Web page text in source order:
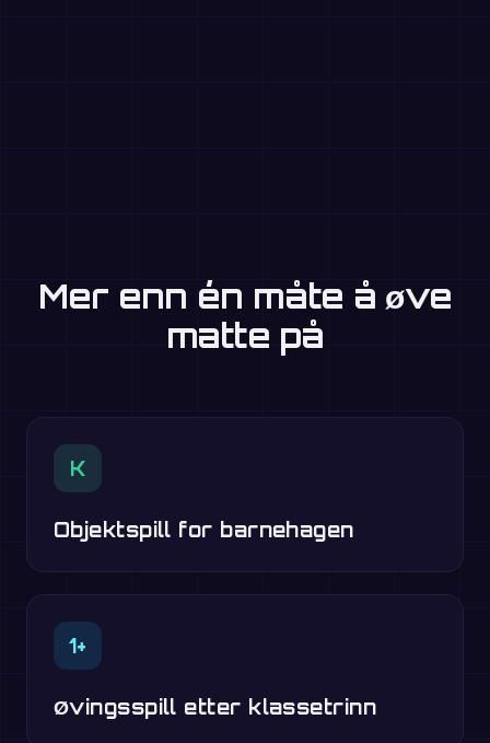
Mer enn én måte å øve
matte på
K
Objektspill for barnehagen
1+
Øvingsspill etter klassetrinn